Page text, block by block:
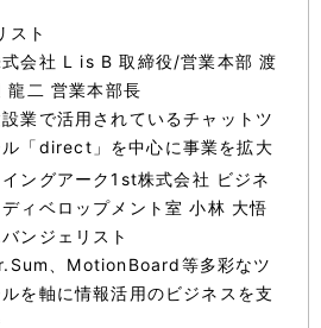
スト
会社 L is B 取締役/営業本部 渡
龍二 営業本部長
業で活用されているチャットツ
ル「direct」を中心に事業を拡大
イングアーク1st株式会社 ビジネ
ディベロップメント室 小林 大悟
ンジェリスト
、MotionBoard等多彩なツ
ルを軸に情報活用のビジネスを支